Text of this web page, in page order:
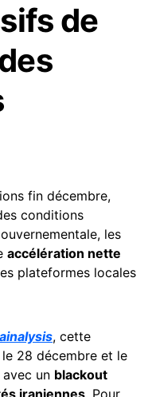
de
fin décembre,
conditions
les
accélération nette
plateformes locales
, cette
le 28 décembre et le
un blackout